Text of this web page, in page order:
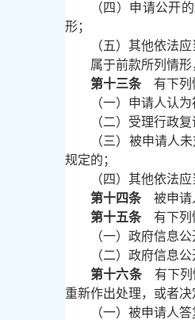
（四）申请公开
形；
（五）其他依法
属于前款所列情
第十三条有下列
（一）申请人认
（二）受理行政
（三）被申请人
规定的；
（四）其他依法
第十四条被申请
第十五条有下列
（一）政府信息
（二）政府信息
第十六条有下列
重新作出处理，或者
（一）被申请人